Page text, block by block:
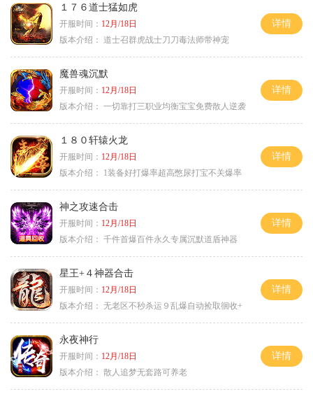
１７６道士猛如虎
开服时间： 12月/18日
版本介绍： 道士召群虎战士刀刀毒法师带神宠
详情
魔兽魂沉默
开服时间： 12月/18日
版本介绍： 一切靠打三职业均衡宝宝免费散人逆袭
详情
１８０轩辕火龙
开服时间： 12月/18日
版本介绍：
1装备好打爆率超高憋尿打宝不关爆率
详情
神之攻速合击
开服时间： 12月/18日
版本介绍： 千件首爆百件永久专属沉默道盾神器
详情
星王+４神器合击
开服时间： 12月/18日
版本介绍： 无老区不秒杀运９乱爆自动捡取徊收+
详情
永夜神行
开服时间： 12月/18日
版本介绍： 散人追梦无套路可养老
详情